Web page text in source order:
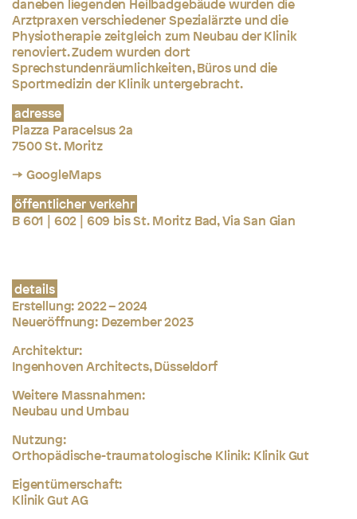
daneben liegenden Heilbadgebäude wurden die
Arztpraxen verschiedener Spezialärzte und die
Physiotherapie zeitgleich zum Neubau der Klinik
renoviert. Zudem wurden dort
Sprechstundenräumlichkeiten, Büros und die
Sportmedizin der Klinik untergebracht.
adresse
Plazza Paracelsus 2a
7500 St. Moritz
→ GoogleMaps
öffentlicher verkehr
B 601 | 602 | 609 bis St. Moritz Bad, Via San Gian
details
Erstellung: 2022 – 2024
Neueröffnung: Dezember 2023
Architektur:
Ingenhoven Architects, Düsseldorf
Weitere Massnahmen:
Neubau und Umbau
Nutzung:
Orthopädische-traumatologische Klinik: Klinik Gut
Eigentümerschaft:
Klinik Gut AG